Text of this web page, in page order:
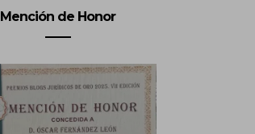
Mención de Honor